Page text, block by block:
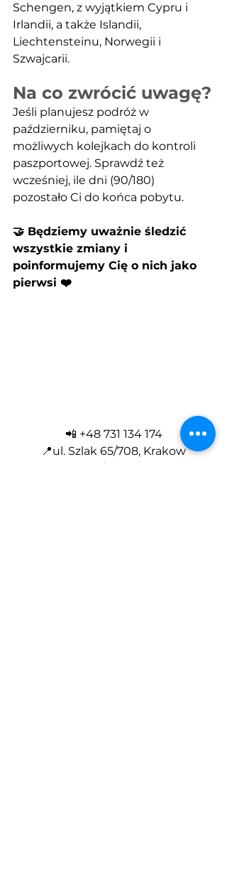
Schengen, z wyjątkiem Cypru i
Irlandii, a także Islandii,
Liechtensteinu, Norwegii i
Szwajcarii.
Na co zwrócić uwagę?
Jeśli planujesz podróż w
październiku, pamiętaj o
możliwych kolejkach do kontroli
paszportowej. Sprawdź też
wcześniej, ile dni (90/180)
pozostało Ci do końca pobytu.
🤝 Będziemy uważnie śledzić
wszystkie zmiany i
poinformujemy Cię o nich jako
pierwsi ❤️
📲 +48 731 134 174
📍ul. Szlak 65/708, Krakow